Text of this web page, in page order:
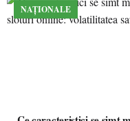
NAȚIONALE